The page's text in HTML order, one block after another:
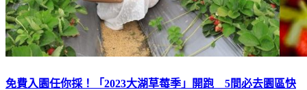
免費入園任你採！「2023大湖草莓季」開跑 5間必去園區快